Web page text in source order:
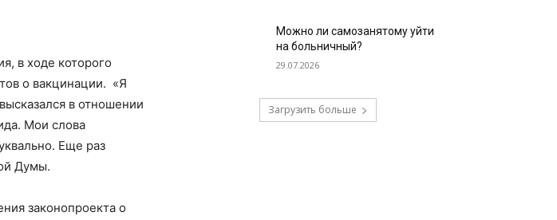
в ходе которого
о вакцинации. «Я
в отношении
Мои слова
Еще раз
Думы.
законопроекта о
Можно ли самозанятому уйти
на больничный?
29.07.2026
Загрузить больше